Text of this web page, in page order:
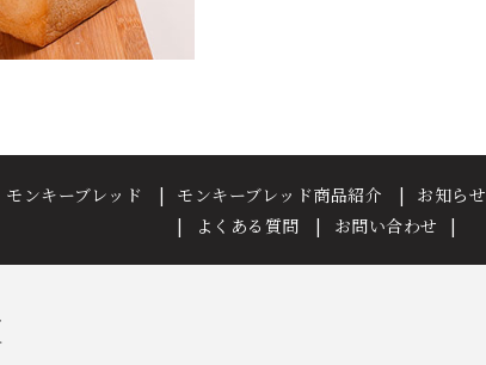
モンキーブレッド モンキーブレッド商品紹介 お知らせ
よくある質問
お問い合わせ